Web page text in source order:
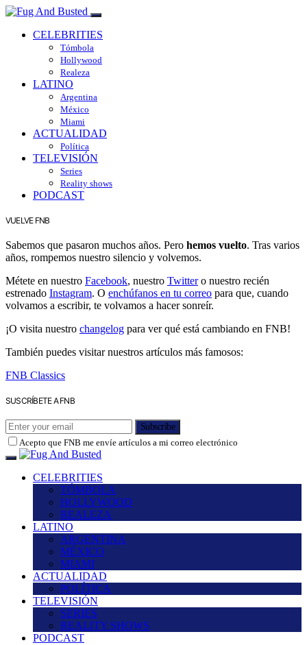
CELEBRITIES
Tómbola
Hollywood
Realeza
LATINO
Argentina
México
Miami
ACTUALIDAD
Política
TELEVISIÓN
Series
Reality shows
PODCAST
VUELVE FNB
Sabemos que pasaron muchos años. Pero hemos vuelto. Tras varios
años, rompemos nuestro silencio y volvemos.
Métete en nuestro Facebook, nuestro Twittero nuestro recién
estrenado Instagram. O enchúfanos en tu correo para que, cuando
volvamos a escribir, te volvamos a hacer sonreír.
¡O visita nuestro changelog para ver qué está cambiando en FNB!
También puedes visitar nuestros artículos más famosos:
FNB Classics
SUSCRÍBETE A FNB
Subscribe
Acepto que FNB me envíe artículos a mi correo electrónico
CELEBRITIES
TÓMBOLA
HOLLYWOOD
REALEZA
LATINO
ARGENTINA
MÉXICO
MIAMI
ACTUALIDAD
POLÍTICA
TELEVISIÓN
SERIES
REALITY SHOWS
PODCAST